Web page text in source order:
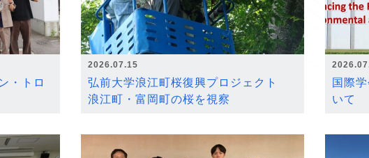
・トロ
2026.07.15
弘前大学浪江町桜復興プロジェクト
浪江町・富岡町の桜を視察
国際
いて